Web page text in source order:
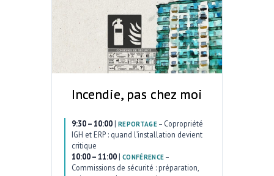
Incendie, pas chez moi
9:30 – 10:00 | REPORTAGE– Copropriété
IGH et ERP : quand l’installation devient
critique
10:00 – 11:00 | CONFÉRENCE –
Commissions de sécurité : préparation,